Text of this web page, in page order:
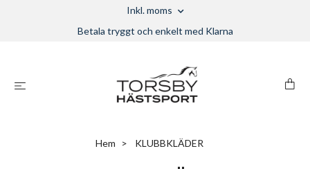
Inkl. moms
Betala tryggt och enkelt med Klarna
Hem KLUBBKLÄDER